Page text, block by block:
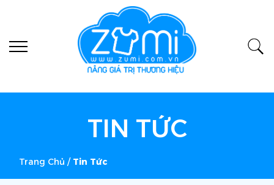
TIN TỨC
Trang Chủ / Tin Tức